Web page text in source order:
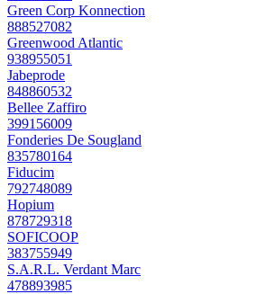
Green Corp Konnection
888527082
Greenwood Atlantic
938955051
Jabeprode
848860532
Bellee Zaffiro
399156009
Fonderies De Sougland
835780164
Fiducim
792748089
Hopium
878729318
SOFICOOP
383755949
S.A.R.L. Verdant Marc
478893985